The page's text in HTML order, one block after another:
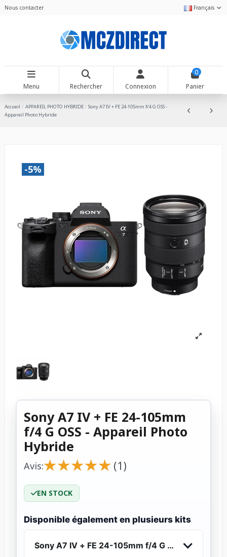
Nous contacter Français
Menu Rechercher Connexion
0
Panier
Accueil APPAREIL PHOTO HYBRIDE
Sony A7 IV + FE 24-105mm f/4 G OSS -
Appareil Photo Hybride
-5%
Sony A7 IV + FE 24-105mm
f/4 G OSS - Appareil Photo
Hybride
Avis:★
★★
★★
★★
★★
★ (1)
EN STOCK
Disponible également en plusieurs kits
Sony A7 IV + FE 24-105mm f/4 G OSS -